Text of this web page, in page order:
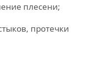
плесени;
протечки